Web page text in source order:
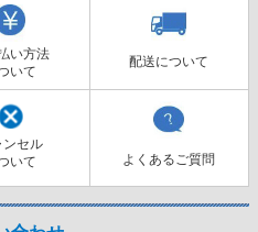
い方法
いて
配送について
ンセル
いて
よくあるご質問